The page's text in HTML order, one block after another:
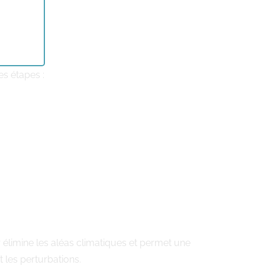
étapes :
les aléas climatiques et permet une
les perturbations.